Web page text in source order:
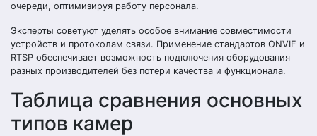
очереди, оптимизируя работу персонала.
Эксперты советуют уделять особое внимание совместимости
устройств и протоколам связи. Применение стандартов ONVIF и
RTSP обеспечивает возможность подключения оборудования
разных производителей без потери качества и функционала.
Таблица сравнения основных
типов камер